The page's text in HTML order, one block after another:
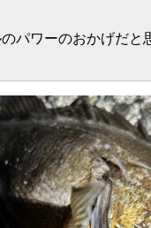
のパワーのおかげだと